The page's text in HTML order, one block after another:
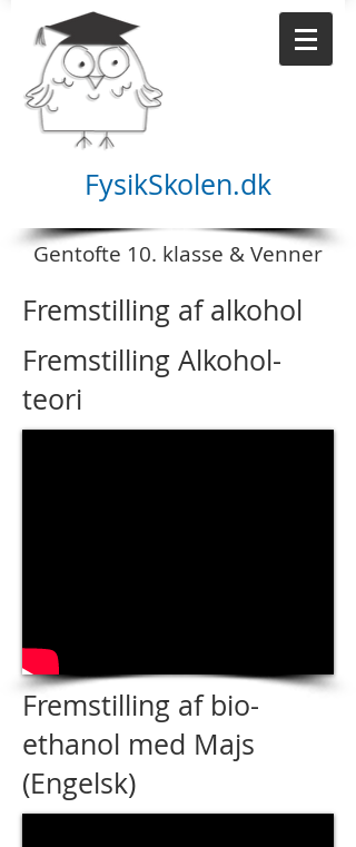
FysikSkolen.dk
Gentofte 10. klasse & Venner
Fremstilling af alkohol
Fremstilling Alkohol-
teori
Fremstilling af bio-
ethanol med Majs
(Engelsk)